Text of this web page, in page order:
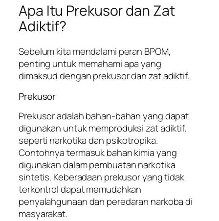
Apa Itu Prekusor dan Zat
Adiktif?
Sebelum kita mendalami peran BPOM,
penting untuk memahami apa yang
dimaksud dengan prekusor dan zat adiktif.
Prekusor
Prekusor adalah bahan-bahan yang dapat
digunakan untuk memproduksi zat adiktif,
seperti narkotika dan psikotropika.
Contohnya termasuk bahan kimia yang
digunakan dalam pembuatan narkotika
sintetis. Keberadaan prekusor yang tidak
terkontrol dapat memudahkan
penyalahgunaan dan peredaran narkoba di
masyarakat.